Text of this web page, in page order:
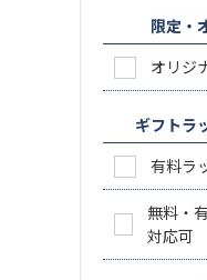
限定・
オリジ
ギフトラ
有料ラ
無料・
対応可